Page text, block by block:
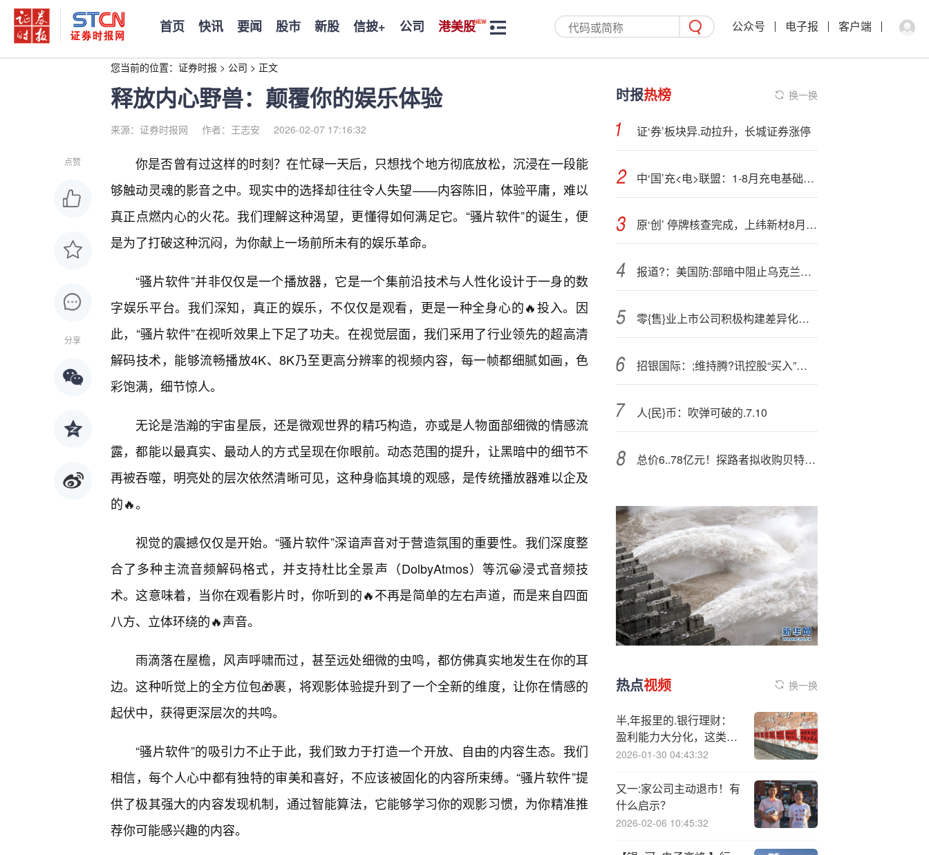
首页 快讯 要闻 股市 新股 信披+ 公司 港美股 公众号 电子报 客户端
您当前的位置： 证券时报 > 公司 > 正文
释放内心野兽：颠覆你的娱乐体验
来源：证券时报网 作者：王志安 2026-02-07 17:16:32
点赞
分享
你是否曾有过这样的时刻？在忙碌一天后，只想找个地方彻底放松，沉浸在一段能
够触动灵魂的影音之中。现实中的选择却往往令人失望——内容陈旧，体验平庸，难以
真正点燃内心的火花。我们理解这种渴望，更懂得如何满足它。“骚片软件”的诞生，便
是为了打破这种沉闷，为你献上一场前所未有的娱乐革命。
“骚片软件”并非仅仅是一个播放器，它是一个集前沿技术与人性化设计于一身的数
字娱乐平台。我们深知，真正的娱乐，不仅仅是观看，更是一种全身心的🔥投入。因
此，“骚片软件”在视听效果上下足了功夫。在视觉层面，我们采用了行业领先的超高清
解码技术，能够流畅播放4K、8K乃至更高分辨率的视频内容，每一帧都细腻如画，色
彩饱满，细节惊人。
无论是浩瀚的宇宙星辰，还是微观世界的精巧构造，亦或是人物面部细微的情感流
露，都能以最真实、最动人的方式呈现在你眼前。动态范围的提升，让黑暗中的细节不
再被吞噬，明亮处的层次依然清晰可见，这种身临其境的观感，是传统播放器难以企及
的🔥。
视觉的震撼仅仅是开始。“骚片软件”深谙声音对于营造氛围的重要性。我们深度整
合了多种主流音频解码格式，并支持杜比全景声（DolbyAtmos）等沉😀浸式音频技
术。这意味着，当你在观看影片时，你听到的🔥不再是简单的左右声道，而是来自四面
八方、立体环绕的🔥声音。
雨滴落在屋檐，风声呼啸而过，甚至远处细微的虫鸣，都仿佛真实地发生在你的耳
边。这种听觉上的全方位包🎁裹，将观影体验提升到了一个全新的维度，让你在情感的
起伏中，获得更深层次的共鸣。
“骚片软件”的吸引力不止于此，我们致力于打造一个开放、自由的内容生态。我们
相信，每个人心中都有独特的审美和喜好，不应该被固化的内容所束缚。“骚片软件”提
供了极其强大的内容发现机制，通过智能算法，它能够学习你的观影习惯，为你精准推
荐你可能感兴趣的内容。
时报热榜 换一换
证‘券’板块异.动拉升，长城证券涨停
中‘国’充<电>联盟：1-8月充电基础设施增量为453万个，同比上升88.5%
原‘创’ 停牌核查完成，上纬新材8月5日起复牌
报道?：美国防:部暗中阻止乌克兰对俄罗斯的远程导弹打击
零{售}业上市公司积极构建差异化竞争优势
招银国际：;维持腾?讯控股“买入”评级 目标价705港元
人{民}币：吹弹可破的.7.10
总价6..78亿元！探路者拟收购贝特莱、上海通途各51%股权，两标的合计背负3亿元业绩对赌
热点视频 换一换
半,年报里的.银行理财：
盈利能力大分化，这类公
司规模增速迅猛
2026-01-30 04:43:32
又一:家公司主动退市！有
什么启示？
2026-02-06 10:45:32